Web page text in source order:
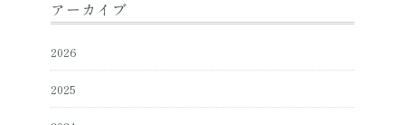
アーカイブ
2026
2025